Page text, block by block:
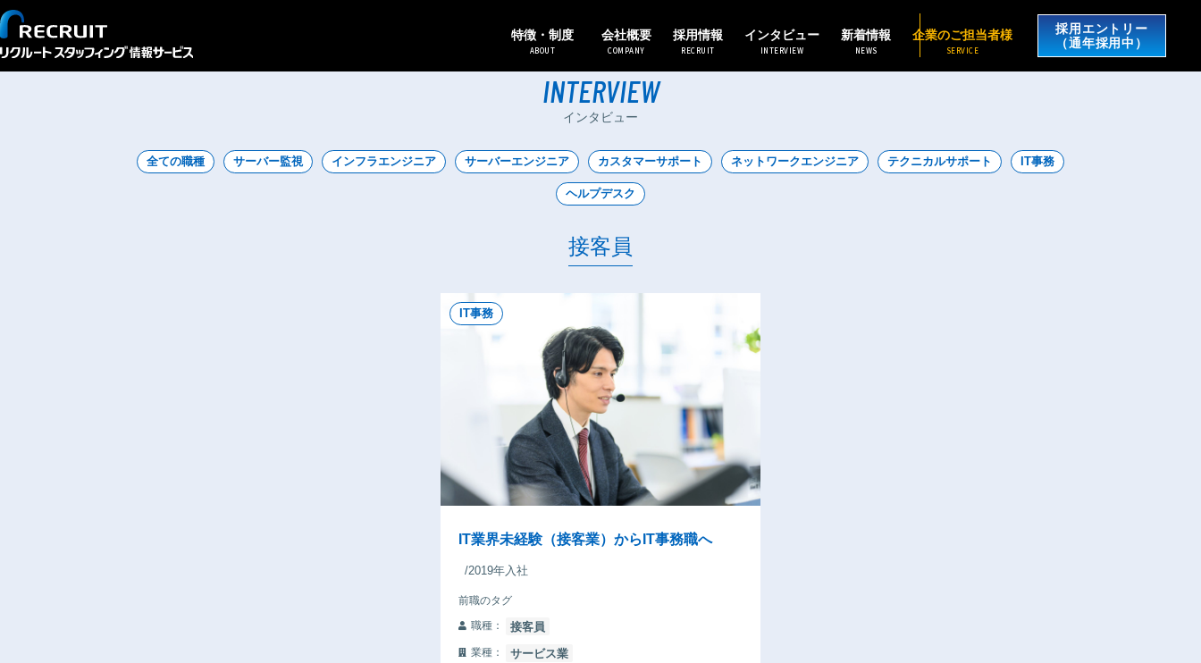
特徴・制度
ABOUT
会社概要
COMPANY
採用情報
RECRUIT
インタビュー
INTERVIEW
新着情報
NEWS
企業のご担当者様
SERVICE
採用エントリー
（通年採用中）
INTERVIEW
インタビュー
全ての職種 サーバー監視 インフラエンジニア サーバーエンジニア カスタマーサポート ネットワークエンジニア テクニカルサポート IT事務
ヘルプデスク
接客員
IT事務
IT業界未経験（接客業）からIT事務職へ
/2019年入社
前職のタグ
職種：
接客員
業種： サービス業